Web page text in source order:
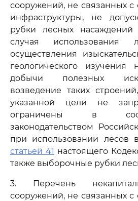
сооружений, не связанных с
инфраструктуры, не
рубки лесных насаждений
случая
осуществления
геологического изучения
добычи полезных
возведение таких
указанной цели не
ограничены в
законодательством
при использовании лесов
статьей 41 настоящего
также выборочные рубки
3. Перечень
сооружений, не связанных с